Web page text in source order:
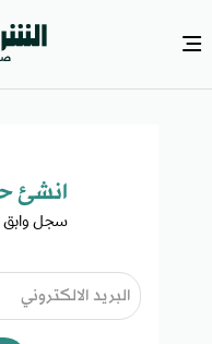
انشئ
سجل وابق